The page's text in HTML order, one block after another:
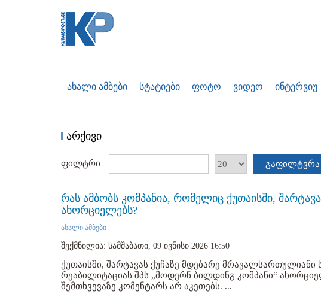
ახალი ამბები სტატიები ფოტო ვიდეო ინტერვიუ
არქივი
ფილტრი გაფილტვრა
რას ამბობს კომპანია, რომელიც ქუთაისში,
ახორციელებს?
ახალი ამბები
შექმნილია: სამშაბათი, 09 ივნისი 2026 16:50
ქუთაისში, შარტავას ქუჩაზე მდებარე
რეაბილიტაციას შპს „მოდერნ ბილდინგ კომპანი“
შემთხვევაზე კომენტარს არ აკეთებს. ...